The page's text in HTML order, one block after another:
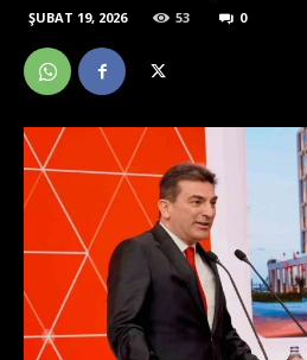
ŞUBAT 19, 2026 53 0